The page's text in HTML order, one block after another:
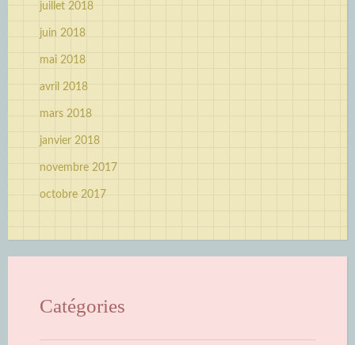
juillet 2018
juin 2018
mai 2018
avril 2018
mars 2018
janvier 2018
novembre 2017
octobre 2017
Catégories